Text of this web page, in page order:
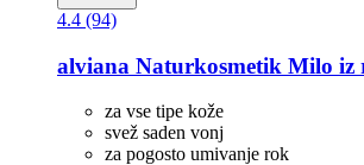
4.4 (94)
alviana Naturkosmetik Milo iz
za vse tipe kože
svež saden vonj
za pogosto umivanje rok